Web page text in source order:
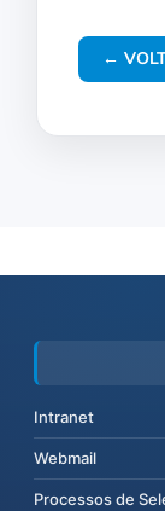
←
Intranet
Webmail
Processos de